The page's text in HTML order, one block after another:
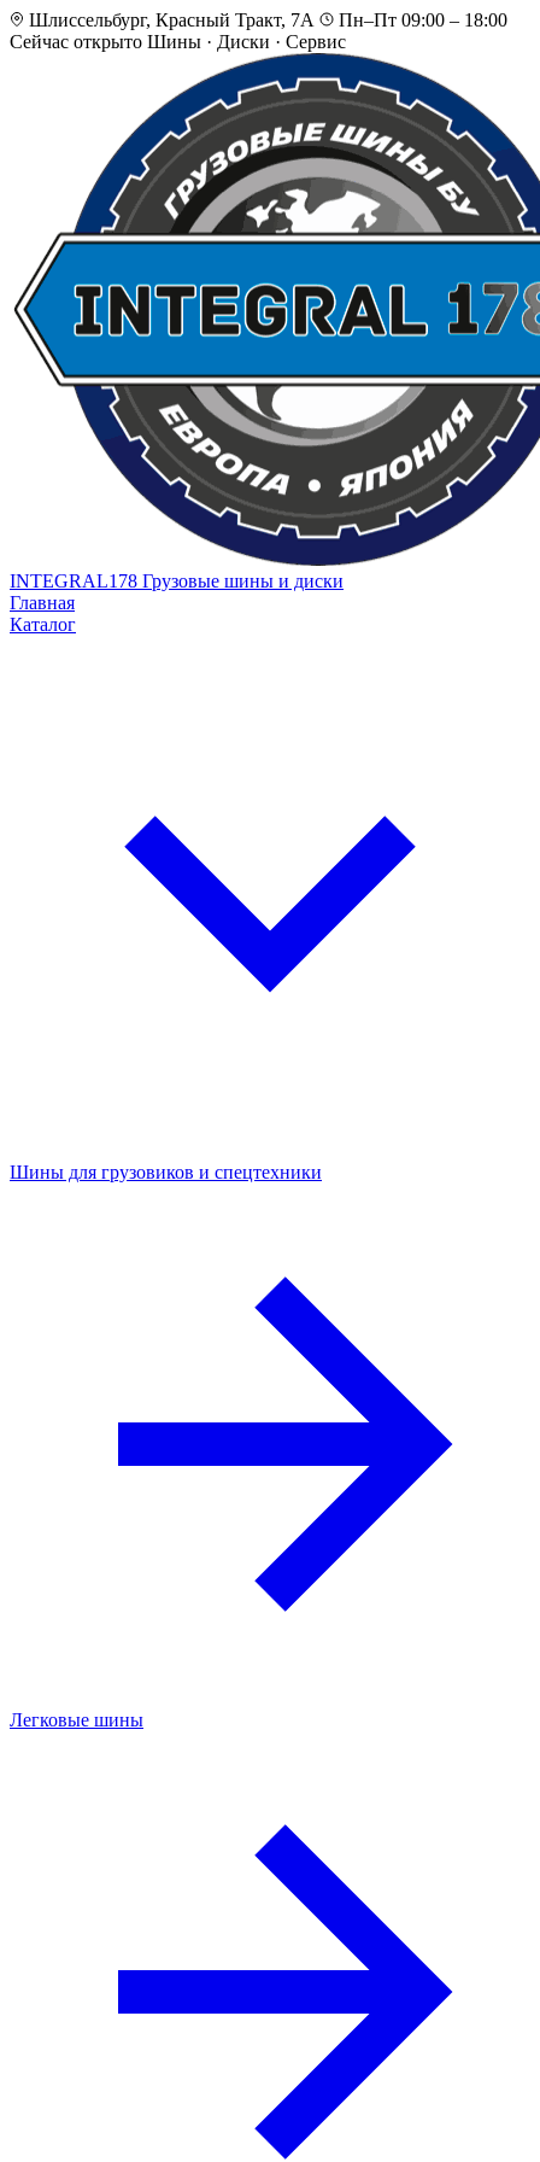
Шлиссельбург, Красный Тракт, 7А
Пн–Пт 09:00 – 18:00
Сейчас открыто Шины · Диски · Сервис
INTEGRAL178 Грузовые шины и диски
Главная
Каталог
Шины для грузовиков и спецтехники
Легковые шины